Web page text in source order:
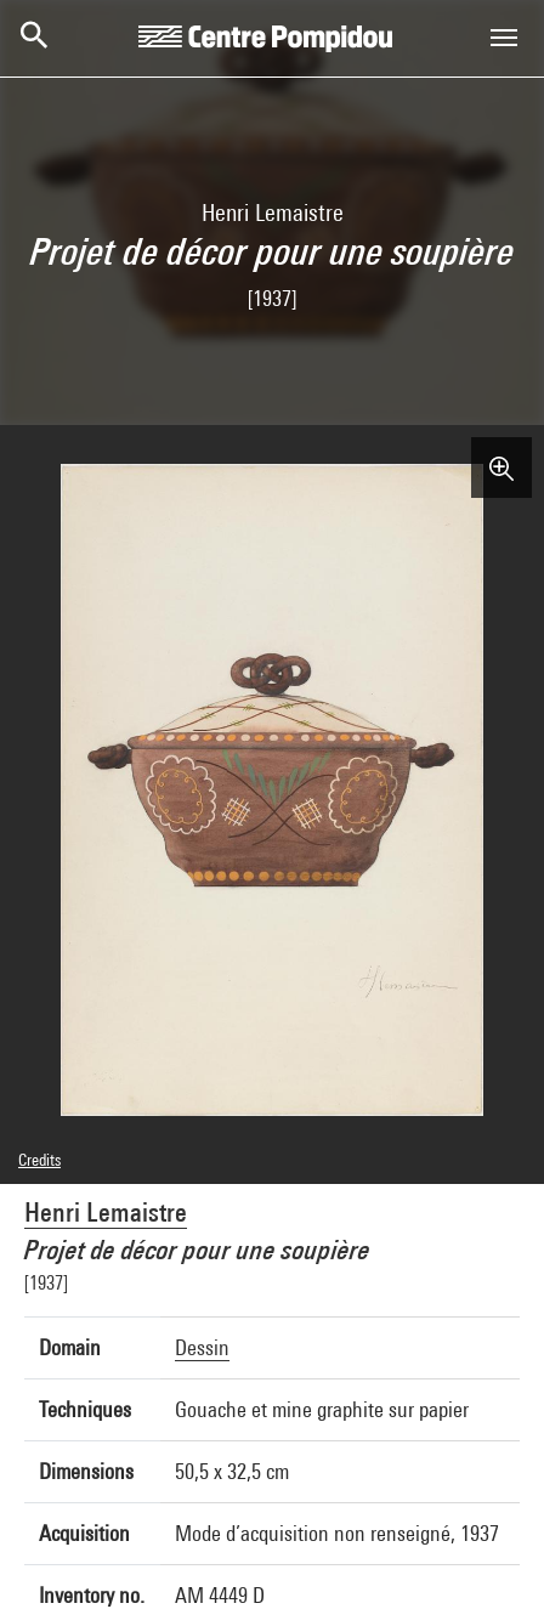
Henri Lemaistre
Projet de décor pour une soupière
[1937]
Henri Lemaistre
Projet de décor pour une soupière
[1937]
Domain Dessin
Techniques Gouache et mine graphite sur papier
Dimensions 50,5 x 32,5 cm
Acquisition Mode d’acquisition non renseigné, 1937
Inventory no. AM 4449 D
Credits
© droits réservés
Photo credits : Centre Pompidou, MNAM-CCI/Georges Meguerditchian/Dist.
GrandPalaisRmn
Image reference : 4N70039
Image presentation :